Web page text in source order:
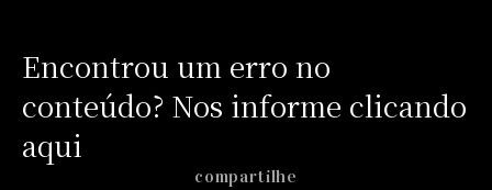
Encontrou um erro no
conteúdo? Nos informe clicando
aqui
compartilhe